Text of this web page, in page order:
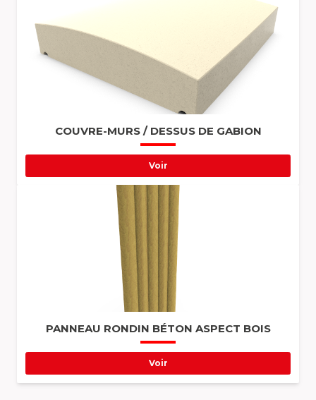
COUVRE-MURS / DESSUS DE GABION
Voir
PANNEAU RONDIN BÉTON ASPECT BOIS
Voir